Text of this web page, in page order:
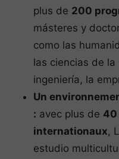
plus de 200
másteres y
como las
las ciencias de
ingeniería, la
Un
: avec plus de 40
internationaux,
estudio